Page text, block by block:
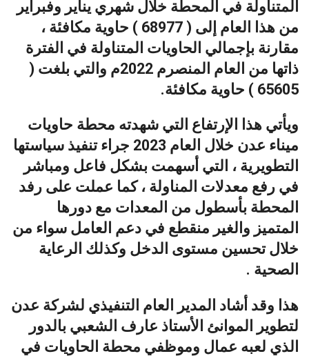
المتناولة في المحطة خلال شهري يناير وفبراير
من هذا العام إلى ( 68977 ) حاوية مكافئة ،
مقارنة بإجمالي الحاويات المتناولة في الفترة
ذاتها من العام المنصرم 2022م والتي بلغت (
65605 ) حاوية مكافئة.
ويأتي هذا الإرتفاع التي شهدته محطة حاويات
ميناء عدن خلال العام 2023 جراء تنفيذ سياستها
التطويرية ، التي أسهمت بشكل فاعل ومباشر
في رفع معدلات المناولة ، كما عملت على رفد
المحطة بأسطول من المعدات مع دورها
المتميز والغير منقطع في دعم العامل سواء من
خلال تحسين مستوى الدخل وكذلك الرعاية
الصحية .
هذا وقد أشاد المدير العام التنفيذي لشركة عدن
لتطوير الموانئ الأستاذ عارف الشعبي بالدور
الذي لعبه عمال وموظفي محطة الحاويات في